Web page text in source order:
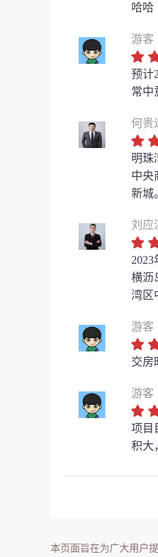
哈哈
游客
预计
常中
何贵
明珠
中央
新城
刘应
横沥
湾区
游客
交房
游客
项目
积大
本页面旨在为广大用户